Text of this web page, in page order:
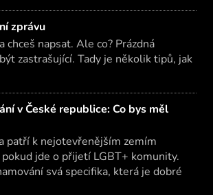
zprávu
chceš napsat. Ale co? Prázdná
zastrašující. Tady je několik tipů, jak
v České republice: Co bys měl
patří k nejotevřenějším zemím
jde o přijetí LGBT+ komunity.
svá specifika, která je dobré